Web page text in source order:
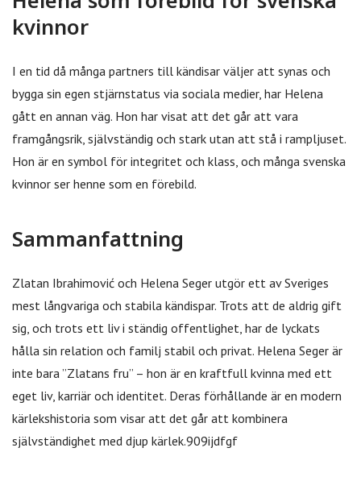
kvinnor
I en tid då många partners till kändisar väljer att synas och
bygga sin egen stjärnstatus via sociala medier, har Helena
gått en annan väg. Hon har visat att det går att vara
framgångsrik, självständig och stark utan att stå i rampljuset.
Hon är en symbol för integritet och klass, och många svenska
kvinnor ser henne som en förebild.
Sammanfattning
Zlatan Ibrahimović och Helena Seger utgör ett av Sveriges
mest långvariga och stabila kändispar. Trots att de aldrig gift
sig, och trots ett liv i ständig offentlighet, har de lyckats
hålla sin relation och familj stabil och privat. Helena Seger är
inte bara ”Zlatans fru” – hon är en kraftfull kvinna med ett
eget liv, karriär och identitet. Deras förhållande är en modern
kärlekshistoria som visar att det går att kombinera
självständighet med djup kärlek.909ijdfgf